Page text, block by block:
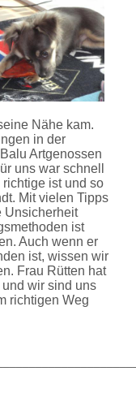
Nähe kam.
in der
Artgenossen
uns war schnell
ist und so
Mit vielen Tipps
Unsicherheit
ist
Auch wenn er
ist, wissen wir
Frau Rütten hat
wir sind uns
richtigen Weg